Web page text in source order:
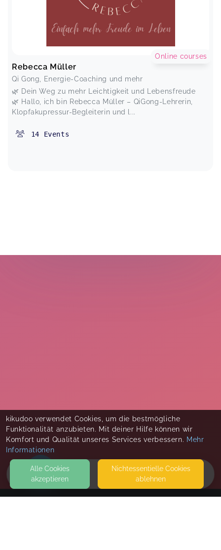
HOME
Rebecca Müller
Qi Gong, Energie-Coaching und mehr
🌿 Dein Weg zu mehr Leichtigkeit und Lebensfreude
🌿 Hallo, ich bin Rebecca Müller – QiGong-Lehrerin,
Klopfakupressur-Begleiterin und l...
Online courses
14 Events
kikudoo verwendet Cookies, um die bestmögliche
Funktionalität anzubieten. Mit deiner Hilfe können wir
Komfort und Qualität unseres Services verbessern. Mehr
Informationen
Alle Cookies
akzeptieren
Nicht­essentielle Cookies
ablehnen